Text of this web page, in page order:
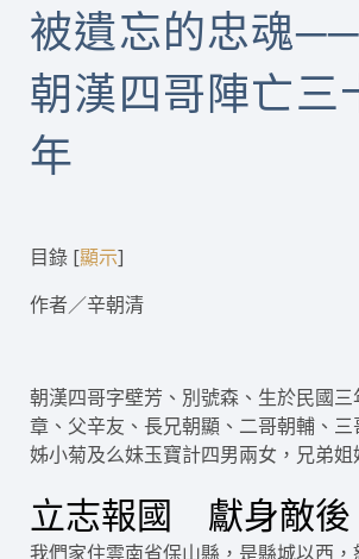
被遺忘的忠魂
朝漢四哥陣亡三
年
目錄 [顯示]
作者／辛朝清
朝漢四哥字壁芳、別號森、生於民國
章、父辛友、長兄朝顯、二哥朝輔、
姊小菊及么妹玉寶計四男兩女，兄弟姐
立志報國 獻身敵後
我們家住雲南省保山縣，是縣城以西